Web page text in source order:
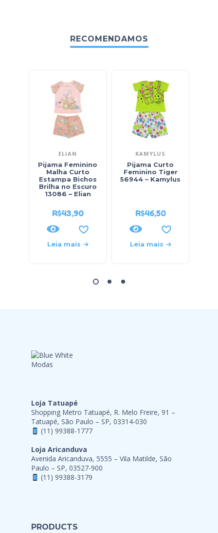
RECOMENDAMOS
ELIAN
Pijama Feminino
Malha Curto
Estampa Bichos
Brilha no Escuro
13086 – Elian
R$43,90
Leia mais
KAMYLUS
Pijama Curto
Feminino Tiger
56944 – Kamylus
R$46,50
Leia mais
Loja Tatuapé
Shopping Metro Tatuapé, R. Melo Freire, 91 –
Tatuapé, São Paulo – SP, 03314-030
(11) 99388-1777
Loja Aricanduva
Avenida Aricanduva, 5555 – Vila Matilde, São
Paulo – SP, 03527-900
(11) 99388-3179
PRODUCTS